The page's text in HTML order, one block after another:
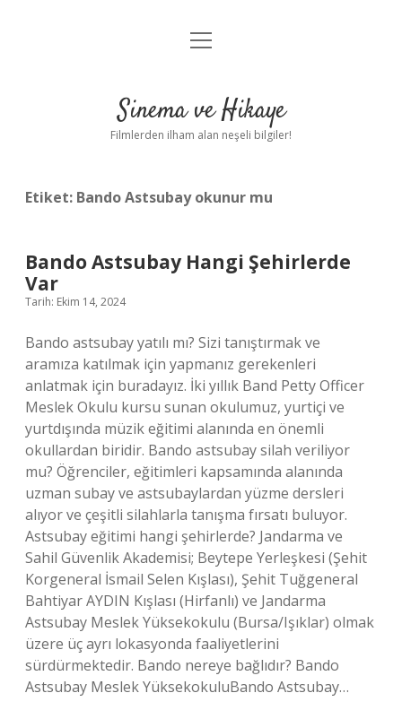
Gizlilik Politikası
Yasal Uyarı
menüyü
Sinema ve Hikaye
Filmlerden ilham alan neşeli bilgiler!
Etiket: Bando Astsubay okunur mu
Bando Astsubay Hangi Şehirlerde
Var
Tarih: Ekim 14, 2024
Bando astsubay yatılı mı? Sizi tanıştırmak ve
aramıza katılmak için yapmanız gerekenleri
anlatmak için buradayız. İki yıllık Band Petty Officer
Meslek Okulu kursu sunan okulumuz, yurtiçi ve
yurtdışında müzik eğitimi alanında en önemli
okullardan biridir. Bando astsubay silah veriliyor
mu? Öğrenciler, eğitimleri kapsamında alanında
uzman subay ve astsubaylardan yüzme dersleri
alıyor ve çeşitli silahlarla tanışma fırsatı buluyor.
Astsubay eğitimi hangi şehirlerde? Jandarma ve
Sahil Güvenlik Akademisi; Beytepe Yerleşkesi (Şehit
Korgeneral İsmail Selen Kışlası), Şehit Tuğgeneral
Bahtiyar AYDIN ​​Kışlası (Hirfanlı) ve Jandarma
Astsubay Meslek Yüksekokulu (Bursa/Işıklar) olmak
üzere üç ayrı lokasyonda faaliyetlerini
sürdürmektedir. Bando nereye bağlıdır? Bando
Astsubay Meslek YüksekokuluBando Astsubay…